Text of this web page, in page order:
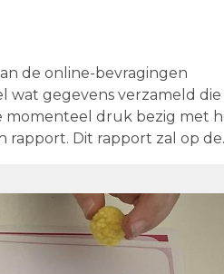
de online-bevragingen
wat gegevens verzameld die
momenteel druk bezig met
rapport. Dit rapport zal op de